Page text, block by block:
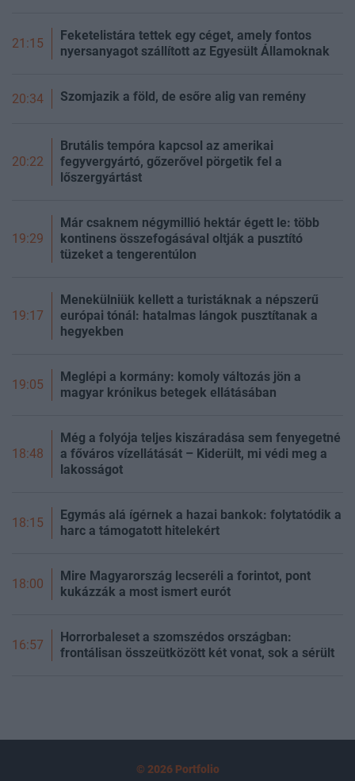
21:15
Feketelistára tettek egy céget, amely fontos
nyersanyagot szállított az Egyesült Államoknak
20:34 Szomjazik a föld, de esőre alig van remény
20:22
Brutális tempóra kapcsol az amerikai
fegyvergyártó, gőzerővel pörgetik fel a
lőszergyártást
19:29
Már csaknem négymillió hektár égett le: több
kontinens összefogásával oltják a pusztító
tüzeket a tengerentúlon
19:17
Menekülniük kellett a turistáknak a népszerű
európai tónál: hatalmas lángok pusztítanak a
hegyekben
19:05
Meglépi a kormány: komoly változás jön a
magyar krónikus betegek ellátásában
18:48
Még a folyója teljes kiszáradása sem fenyegetné
a főváros vízellátását – Kiderült, mi védi meg a
lakosságot
18:15
Egymás alá ígérnek a hazai bankok: folytatódik a
harc a támogatott hitelekért
18:00
Mire Magyarország lecseréli a forintot, pont
kukázzák a most ismert eurót
16:57
Horrorbaleset a szomszédos országban:
frontálisan összeütközött két vonat, sok a sérült
© 2026 Portfolio